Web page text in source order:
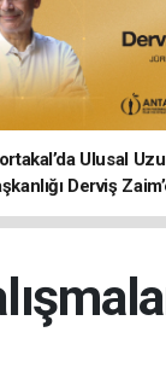
Ulusal
Derviş